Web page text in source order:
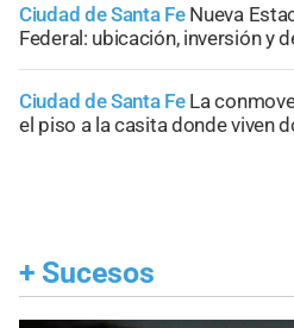
Ciudad de Santa Fe Nueva
Federal: ubicación, inversión y
Ciudad de Santa Fe La
el piso a la casita donde viven
+ Sucesos